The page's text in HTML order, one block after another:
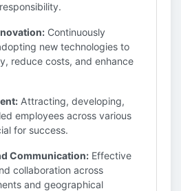
Continuously
new technologies to
reduce costs, and enhance
Attracting, developing,
employees across various
for success.
Communication: Effective
collaboration across
and geographical